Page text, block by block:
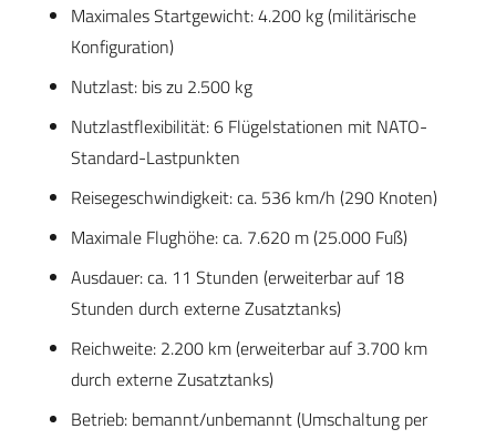
Maximales Startgewicht: 4.200 kg (militärische
Konfiguration)
Nutzlast: bis zu 2.500 kg
Nutzlastflexibilität: 6 Flügelstationen mit NATO-
Standard-Lastpunkten
Reisegeschwindigkeit: ca. 536 km/h (290 Knoten)
Maximale Flughöhe: ca. 7.620 m (25.000 Fuß)
Ausdauer: ca. 11 Stunden (erweiterbar auf 18
Stunden durch externe Zusatztanks)
Reichweite: 2.200 km (erweiterbar auf 3.700 km
durch externe Zusatztanks)
Betrieb: bemannt/unbemannt (Umschaltung per